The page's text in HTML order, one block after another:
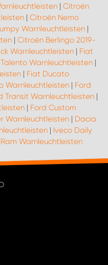
| Citroën
| Citroën Nemo
Warnleuchtleisten |
| Citroën Berlingo 2019-
Warnleuchtleisten| Fiat
Warnleuchtleisten |
| Fiat Ducato
Warnleuchtleisten| Ford
Transit Warnleuchtleisten|
| Ford Custom
Warnleuchtleisten | Dacia
| Iveco Daily
Warnleuchtleisten